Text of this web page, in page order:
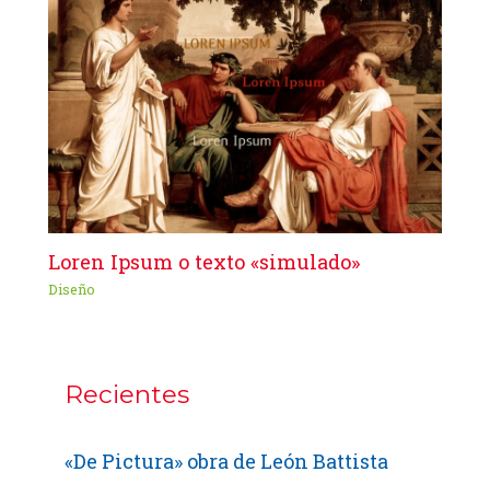
Loren Ipsum o texto «simulado»
Diseño
Recientes
«De Pictura» obra de León Battista